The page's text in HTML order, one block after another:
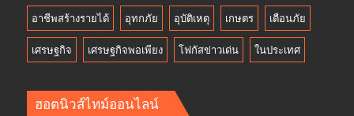
อาชีพสร้างรายได้ อุทกภัย อุบัติเหตุ เกษตร เตือนภัย
เศรษฐกิจ เศรษฐกิจพอเพียง โฟกัสข่าวเด่น ในประเทศ
ฮอตนิวส์ไทม์ออนไลน์